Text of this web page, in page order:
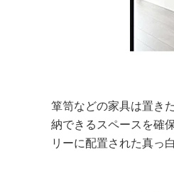
箪笥などの家具は置き
納できるスペースを確
リーに配置された真っ